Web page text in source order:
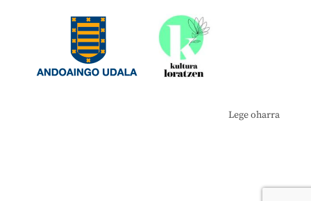
Lege oharra